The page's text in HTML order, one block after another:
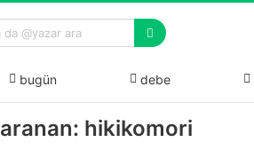
bugün debe
aranan: hikikomori